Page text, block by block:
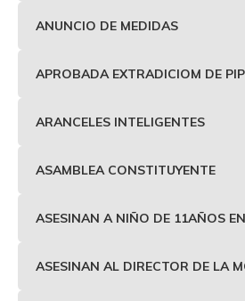
ANUNCIO DE MEDIDAS
APROBADA EXTRADICIOM DE
ARANCELES INTELIGENTES
ASAMBLEA CONSTITUYENTE
ASESINAN A NIÑO DE 11AÑOS
ASESINAN AL DIRECTOR DE LA